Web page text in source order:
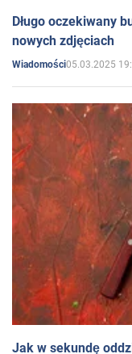
Długo oczekiwany
nowych zdjęciach
Wiadomości05.03.2025
Jak w sekundę